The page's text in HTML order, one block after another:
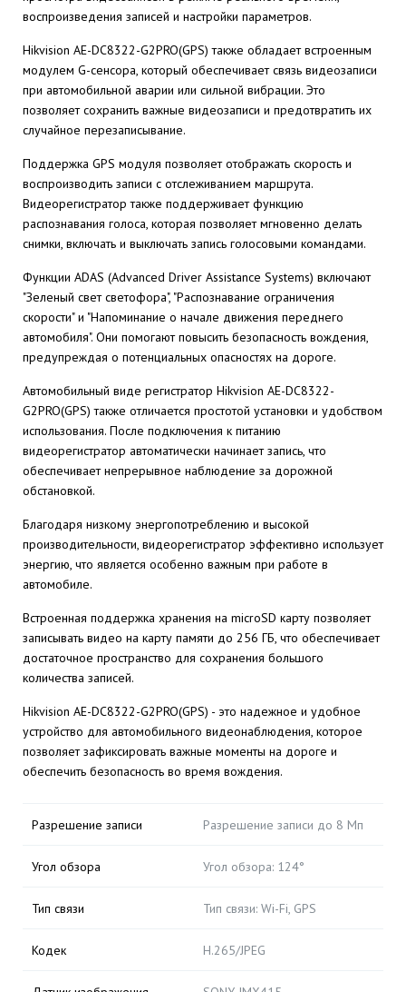
воспроизведения записей и настройки параметров.
Hikvision AE-DC8322-G2PRO(GPS) также обладает встроенным
модулем G-сенсора, который обеспечивает связь видеозаписи
при автомобильной аварии или сильной вибрации. Это
позволяет сохранить важные видеозаписи и предотвратить их
случайное перезаписывание.
Поддержка GPS модуля позволяет отображать скорость и
воспроизводить записи с отслеживанием маршрута.
Видеорегистратор также поддерживает функцию
распознавания голоса, которая позволяет мгновенно делать
снимки, включать и выключать запись голосовыми командами.
Функции ADAS (Advanced Driver Assistance Systems) включают
"Зеленый свет светофора", "Распознавание ограничения
скорости" и "Напоминание о начале движения переднего
автомобиля". Они помогают повысить безопасность вождения,
предупреждая о потенциальных опасностях на дороге.
Автомобильный виде регистратор Hikvision AE-DC8322-
G2PRO(GPS) также отличается простотой установки и удобством
использования. После подключения к питанию
видеорегистратор автоматически начинает запись, что
обеспечивает непрерывное наблюдение за дорожной
обстановкой.
Благодаря низкому энергопотреблению и высокой
производительности, видеорегистратор эффективно использует
энергию, что является особенно важным при работе в
автомобиле.
Встроенная поддержка хранения на microSD карту позволяет
записывать видео на карту памяти до 256 ГБ, что обеспечивает
достаточное пространство для сохранения большого
количества записей.
Hikvision AE-DC8322-G2PRO(GPS) - это надежное и удобное
устройство для автомобильного видеонаблюдения, которое
позволяет зафиксировать важные моменты на дороге и
обеспечить безопасность во время вождения.
Разрешение записи Разрешение записи до 8 Мп
Угол обзора Угол обзора: 124°
Тип связи Тип связи: Wi-Fi, GPS
Кодек H.265/JPEG